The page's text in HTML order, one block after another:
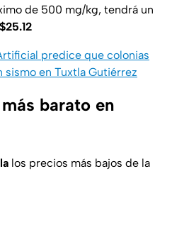
de 500 mg/kg, tendrá un
$25.12
predice que colonias
sismo en Tuxtla Gutiérrez
barato en
los precios más bajos de la